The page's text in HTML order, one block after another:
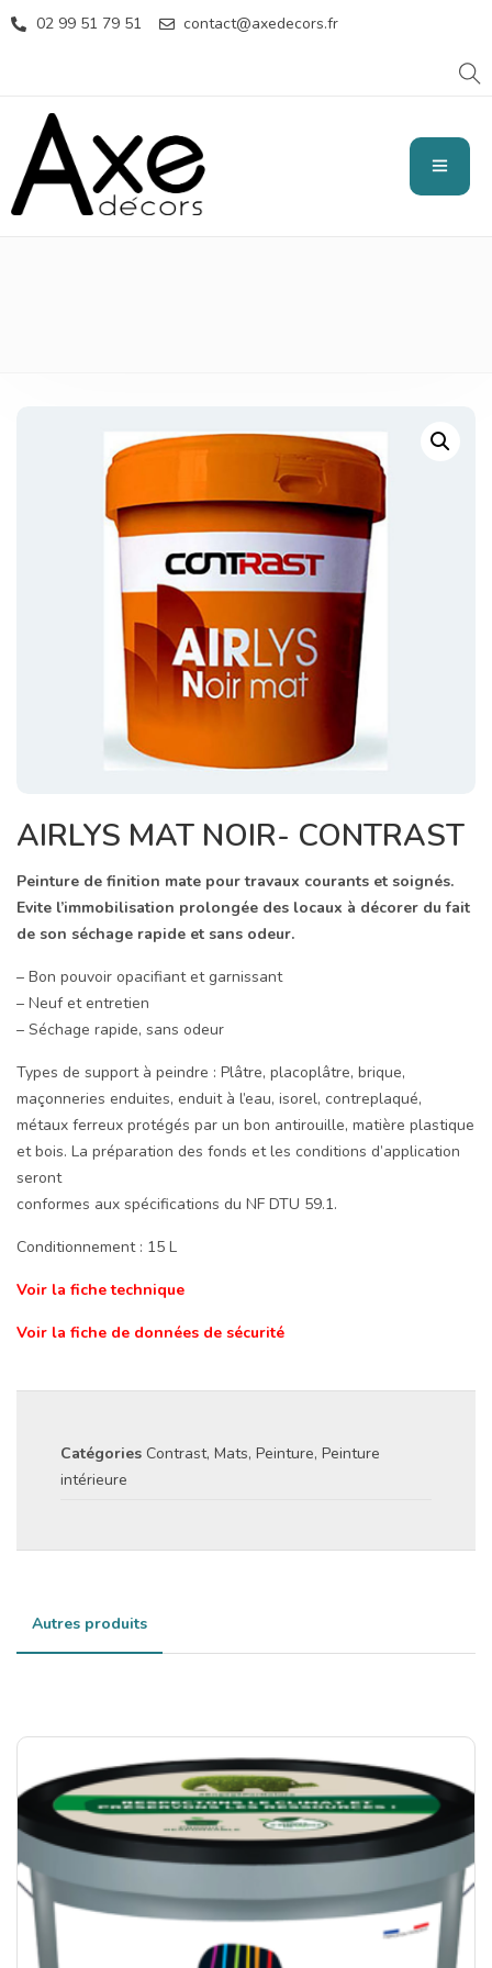
02 99 51 79 51 contact@axedecors.fr
CONTRAST
AIRLYS MAT NOIR- CONTRAST
Peinture de finition mate pour travaux courants et soignés.
Evite l’immobilisation prolongée des locaux à décorer du fait
de son séchage rapide et sans odeur.
– Bon pouvoir opacifiant et garnissant
– Neuf et entretien
– Séchage rapide, sans odeur
Types de support à peindre : Plâtre, placoplâtre, brique,
maçonneries enduites, enduit à l’eau, isorel, contreplaqué,
métaux ferreux protégés par un bon antirouille, matière plastique
et bois. La préparation des fonds et les conditions d’application
seront
conformes aux spécifications du NF DTU 59.1.
Conditionnement : 15 L
Voir la fiche technique
Voir la fiche de données de sécurité
Catégories Contrast, Mats, Peinture, Peinture
intérieure
Autres produits